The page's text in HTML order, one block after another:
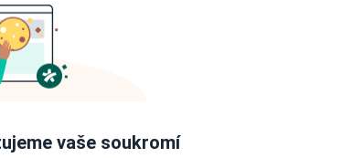
nejsou k dispozici
informace o svých službách.
vaše soukromí